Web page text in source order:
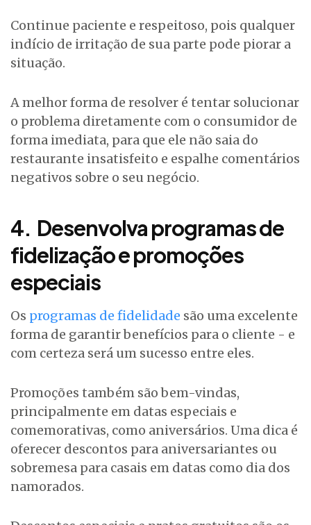
Continue paciente e respeitoso, pois qualquer
indício de irritação de sua parte pode piorar a
situação.
A melhor forma de resolver é tentar solucionar
o problema diretamente com o consumidor de
forma imediata, para que ele não saia do
restaurante insatisfeito e espalhe comentários
negativos sobre o seu negócio.
4. Desenvolva programas de
fidelização e promoções
especiais
Os programas de fidelidade são uma excelente
forma de garantir benefícios para o cliente - e
com certeza será um sucesso entre eles.
Promoções também são bem-vindas,
principalmente em datas especiais e
comemorativas, como aniversários. Uma dica é
oferecer descontos para aniversariantes ou
sobremesa para casais em datas como dia dos
namorados.